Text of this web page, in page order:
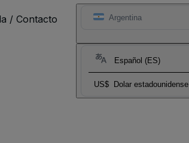
Argentina
Español (ES)
US$ Dolar estadounidense
/ Contacto